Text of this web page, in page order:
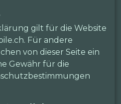
gilt für die Website
Für andere
von dieser Seite ein
Gewähr für die